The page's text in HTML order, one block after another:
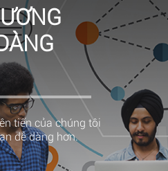
tiến của chúng tôi
dễ dàng hơn.